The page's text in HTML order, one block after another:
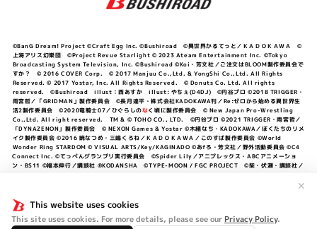
This website uses cookies
This site uses cookies. For more details, please see our Privacy Policy.
✕
©BanG Dream! Project ©Craft Egg Inc. ©Bushiroad ©異世界かるてっと／ＫＡＤＯＫＡＷＡ ©
上海アリス幻樂団 ©Project Revue Starlight © 2023 Ateam Entertainment Inc. ©Tokyo
Broadcasting System Television, Inc. ©Bushiroad ©Koi・芳文社／ご注文はBLOOM製作委員会で
すか？ © 2016 COVER Corp. © 2017 Manjuu Co.,Ltd. & YongShi Co.,Ltd. All Rights
Reserved. © 2017 Yostar, Inc. All Rights Reserved. © Donuts Co. Ltd. All rights
reserved. ©Bushiroad illust：西あすか illust: やちぇ(D4DJ) ©円谷プロ ©2018 TRIGGER・
雨宮哲／「GRIDMAN」製作委員会 ©長月達平・株式会社KADOKAWA刊／Re:ゼロから始める異世界生
活2製作委員会 ©2020竜騎士07／ひぐらしのなく頃に製作委員会 © New Japan Pro-Wrestling
Co.,Ltd. All right reserved. TM & © TOHO CO., LTD. ©円谷プロ ©2021 TRIGGER・雨宮哲／
「DYNAZENON」製作委員会 © NEXON Games & Yostar ©木緒なち・KADOKAWA／ぼくたちのリメ
イク製作委員会 ©2016 暁なつめ・三嶋くろね／ＫＡＤＯＫＡＷＡ／このすば製作委員会 ©World
Wonder Ring STARDOM © VISUAL ARTS/Key/KAGINADO ©あfろ・芳文社／野外活動委員会 ©C4
Connect Inc. ©てっぺんグランプリ実行委員会 ©Spider Lily／アニプレックス・ABCアニメーショ
ン・BS11 ©福本伸行／講談社 ®KODANSHA ©TYPE-MOON / FGC PROJECT ©柴・伏瀬・講談社／
©中村力斗・野澤ゆき子／集英社・君のことが大大大大大好きな製作委員会 ©IIS-P／ぽんのみち製作委
員会 ©円谷プロ ©2023 TRIGGER・雨宮哲／「劇場版グリッドマンユニバース」製作委員会 © NEXON
Games／アビドス商店街 ©プロジェクトラブライブ！蓮ノ空女学院スクールアイドルクラブ ©「勇気爆